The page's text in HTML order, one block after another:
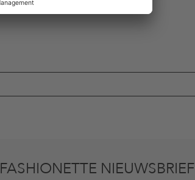
FASHIONETTE NIEUWSBRIEF